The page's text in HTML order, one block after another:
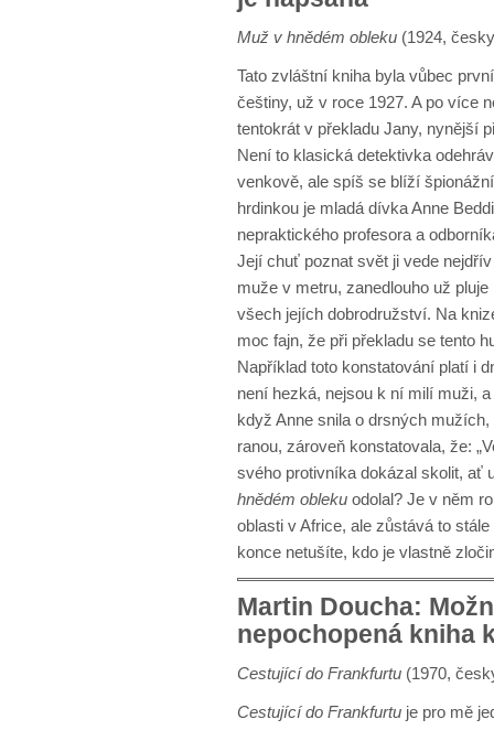
Muž v hnědém obleku (1924,
Tato zvláštní kniha byla vůbec
češtiny, už v roce 1927. A po více
tentokrát v překladu Jany, nynější
Není to klasická detektivka
venkově, ale spíš se blíží
hrdinkou je mladá dívka Anne
nepraktického profesora a
Její chuť poznat svět ji vede
muže v metru, zanedlouho už
všech jejích dobrodružství. Na
moc fajn, že při překladu se tento
Například toto konstatování platí i
není hezká, nejsou k ní milí muži,
když Anne snila o drsných
ranou, zároveň konstatovala, že:
svého protivníka dokázal skolit, ať
hnědém obleku odolal? Je v něm
oblasti v Africe, ale zůstává to
konce netušíte, kdo je vlastně
Martin Doucha:
nepochopená kniha
Cestující do Frankfurtu (1970,
Cestující do Frankfurtu je pro mě